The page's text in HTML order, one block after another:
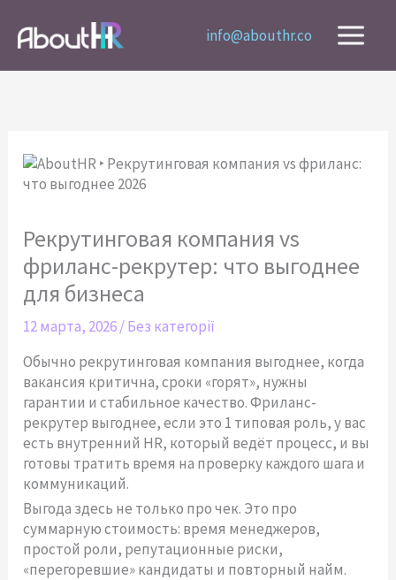
содержимому
info@abouthr.co
Рекрутинговая компания vs
фриланс-рекрутер: что выгоднее
для бизнеса
12 марта, 2026/Без категорії
Обычно рекрутинговая компания выгоднее, когда
вакансия критична, сроки «горят», нужны
гарантии и стабильное качество. Фриланс-
рекрутер выгоднее, если это 1 типовая роль, у вас
есть внутренний HR, который ведёт процесс, и вы
готовы тратить время на проверку каждого шага и
коммуникаций.
Выгода здесь не только про чек. Это про
суммарную стоимость: время менеджеров,
простой роли, репутационные риски,
«перегоревшие» кандидаты и повторный найм.